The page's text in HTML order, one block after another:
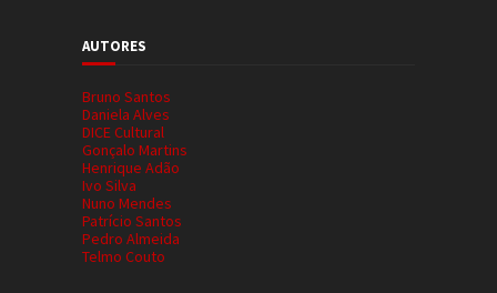
AUTORES
Bruno Santos
Daniela Alves
DICE Cultural
Gonçalo Martins
Henrique Adão
Ivo Silva
Nuno Mendes
Patrício Santos
Pedro Almeida
Telmo Couto